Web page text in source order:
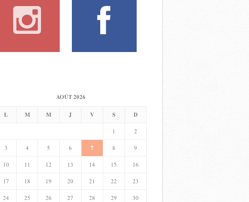
AOÛT 2026
L M M J V S D
1 2
3 4 5 6 7 8 9
10 11 12 13 14 15 16
17 18 19 20 21 22 23
24 25 26 27 28 29 30